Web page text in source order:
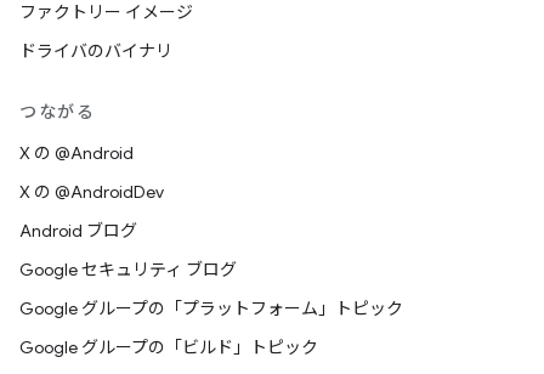
ファクトリー イメージ
ドライバのバイナリ
つながる
X の @Android
X の @AndroidDev
Android ブログ
Google セキュリティ ブログ
Google グループの「プラットフォーム」トピック
Google グループの「ビルド」トピック